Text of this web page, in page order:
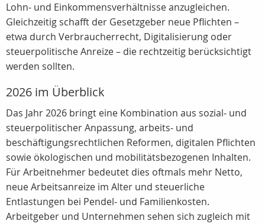
Lohn‑ und Einkommensverhältnisse anzugleichen.
Gleichzeitig schafft der Gesetzgeber neue Pflichten –
etwa durch Verbraucherrecht, Digitalisierung oder
steuerpolitische Anreize – die rechtzeitig berücksichtigt
werden sollten.
2026 im Überblick
Das Jahr 2026 bringt eine Kombination aus sozial‑ und
steuerpolitischer Anpassung, arbeits‑ und
beschäftigungsrechtlichen Reformen, digitalen Pflichten
sowie ökologischen und mobilitätsbezogenen Inhalten.
Für Arbeitnehmer bedeutet dies oftmals mehr Netto,
neue Arbeitsanreize im Alter und steuerliche
Entlastungen bei Pendel‑ und Familienkosten.
Arbeitgeber und Unternehmen sehen sich zugleich mit